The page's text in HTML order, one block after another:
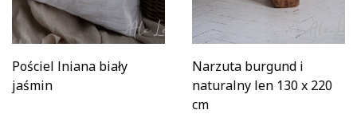
Pościel lniana biały
jaśmin
Narzuta burgund i
naturalny len 130 x 220
cm